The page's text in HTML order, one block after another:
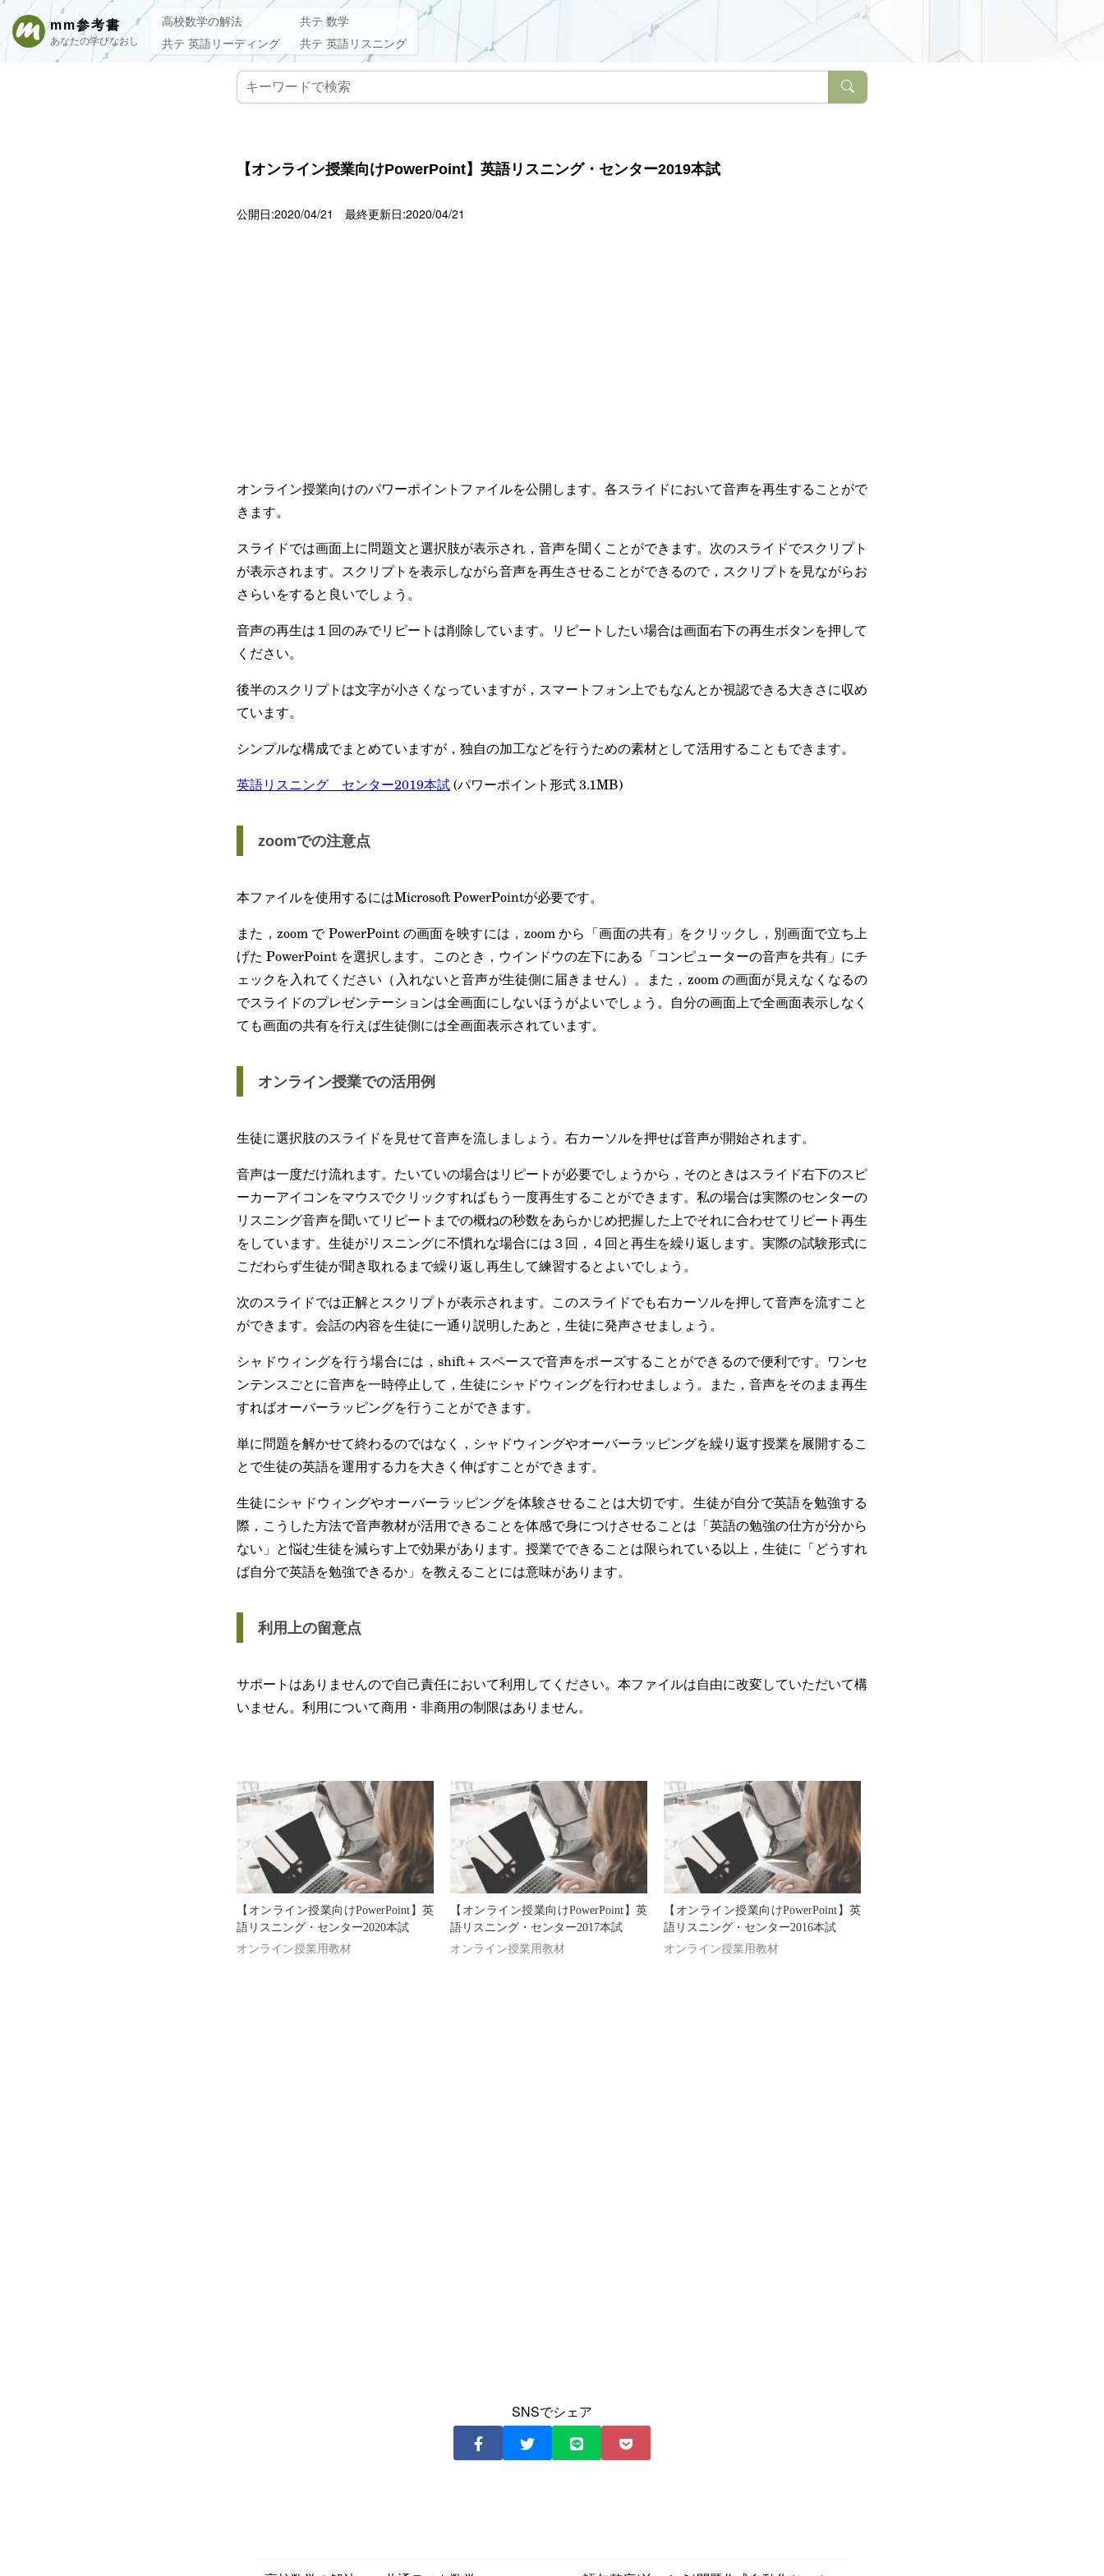
mm参考書
あなたの学びなおし
高校数学の解法
共テ 数学
共テ 英語リーディング
共テ 英語リスニング
【オンライン授業向けPowerPoint】英語リスニング・センター2019本試
公開日:2020/04/21 最終更新日:2020/04/21
オンライン授業向けのパワーポイントファイルを公開します。各スライドにおいて音声を再生することがで
きます。
スライドでは画面上に問題文と選択肢が表示され，音声を聞くことができます。次のスライドでスクリプト
が表示されます。スクリプトを表示しながら音声を再生させることができるので，スクリプトを見ながらお
さらいをすると良いでしょう。
音声の再生は１回のみでリピートは削除しています。リピートしたい場合は画面右下の再生ボタンを押して
ください。
後半のスクリプトは文字が小さくなっていますが，スマートフォン上でもなんとか視認できる大きさに収め
ています。
シンプルな構成でまとめていますが，独自の加工などを行うための素材として活用することもできます。
英語リスニング センター2019本試(パワーポイント形式 3.1MB)
zoomでの注意点
本ファイルを使用するにはMicrosoft PowerPointが必要です。
また，zoom で PowerPoint の画面を映すには，zoom から「画面の共有」をクリックし，別画面で立ち上
げた PowerPoint を選択します。このとき，ウインドウの左下にある「コンピューターの音声を共有」にチ
ェックを入れてください（入れないと音声が生徒側に届きません）。また，zoom の画面が見えなくなるの
でスライドのプレゼンテーションは全画面にしないほうがよいでしょう。自分の画面上で全画面表示しなく
ても画面の共有を行えば生徒側には全画面表示されています。
オンライン授業での活用例
生徒に選択肢のスライドを見せて音声を流しましょう。右カーソルを押せば音声が開始されます。
音声は一度だけ流れます。たいていの場合はリピートが必要でしょうから，そのときはスライド右下のスピ
ーカーアイコンをマウスでクリックすればもう一度再生することができます。私の場合は実際のセンターの
リスニング音声を聞いてリピートまでの概ねの秒数をあらかじめ把握した上でそれに合わせてリピート再生
をしています。生徒がリスニングに不慣れな場合には３回，４回と再生を繰り返します。実際の試験形式に
こだわらず生徒が聞き取れるまで繰り返し再生して練習するとよいでしょう。
次のスライドでは正解とスクリプトが表示されます。このスライドでも右カーソルを押して音声を流すこと
ができます。会話の内容を生徒に一通り説明したあと，生徒に発声させましょう。
シャドウィングを行う場合には，shift＋スペースで音声をポーズすることができるので便利です。ワンセ
ンテンスごとに音声を一時停止して，生徒にシャドウィングを行わせましょう。また，音声をそのまま再生
すればオーバーラッピングを行うことができます。
単に問題を解かせて終わるのではなく，シャドウィングやオーバーラッピングを繰り返す授業を展開するこ
とで生徒の英語を運用する力を大きく伸ばすことができます。
生徒にシャドウィングやオーバーラッピングを体験させることは大切です。生徒が自分で英語を勉強する
際，こうした方法で音声教材が活用できることを体感で身につけさせることは「英語の勉強の仕方が分から
ない」と悩む生徒を減らす上で効果があります。授業でできることは限られている以上，生徒に「どうすれ
ば自分で英語を勉強できるか」を教えることには意味があります。
利用上の留意点
サポートはありませんので自己責任において利用してください。本ファイルは自由に改変していただいて構
いません。利用について商用・非商用の制限はありません。
【オンライン授業向けPowerPoint】英
語リスニング・センター2020本試
オンライン授業用教材
【オンライン授業向けPowerPoint】英
語リスニング・センター2017本試
オンライン授業用教材
【オンライン授業向けPowerPoint】英
語リスニング・センター2016本試
オンライン授業用教材
SNSでシェア